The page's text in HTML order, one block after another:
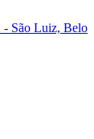
- São Luiz, Belo